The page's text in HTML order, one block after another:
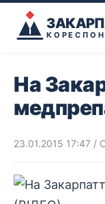
На
23.01.2015 17:47 /